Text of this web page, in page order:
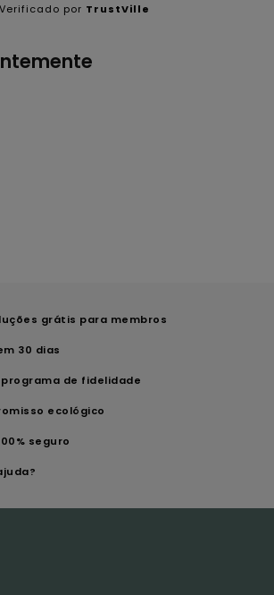
Verificado por TrustVille
grátis para membros
30 dias
de fidelidade
ecológico
seguro